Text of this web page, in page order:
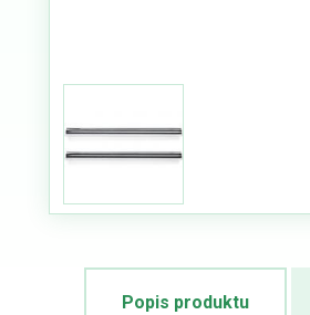
Popis produktu